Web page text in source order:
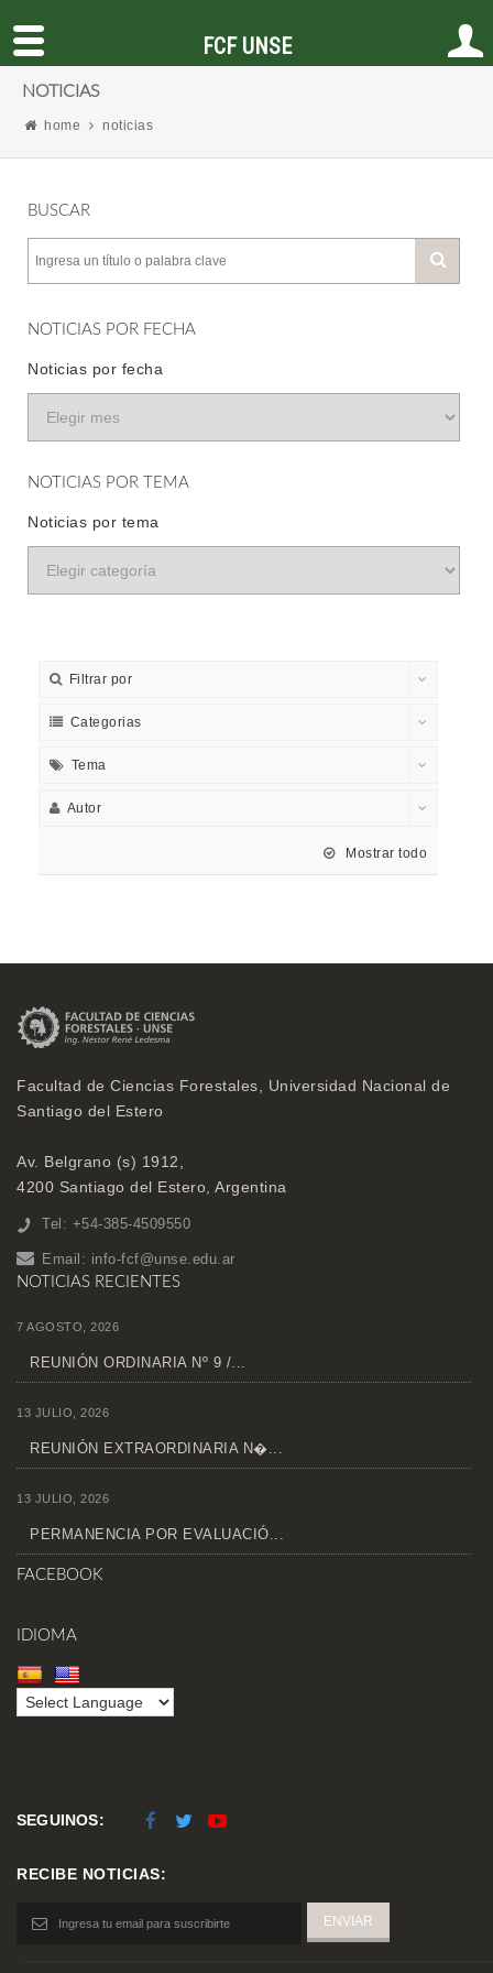
NOTICIAS
home noticias
BUSCAR
NOTICIAS POR FECHA
Noticias por fecha
NOTICIAS POR TEMA
Noticias por tema
Filtrar por
Categorias
Tema
Autor
Mostrar todo
Facultad de Ciencias Forestales, Universidad Nacional de
Santiago del Estero
Av. Belgrano (s) 1912,
4200 Santiago del Estero, Argentina
Tel: +54-385-4509550
Email: info-fcf@unse.edu.ar
NOTICIAS RECIENTES
7 AGOSTO, 2026
REUNIÓN ORDINARIA Nº 9 /...
13 JULIO, 2026
REUNIÓN EXTRAORDINARIA N�...
13 JULIO, 2026
PERMANENCIA POR EVALUACIÓ...
FACEBOOK
IDIOMA
SEGUINOS:
RECIBE NOTICIAS:
FCF UNSE